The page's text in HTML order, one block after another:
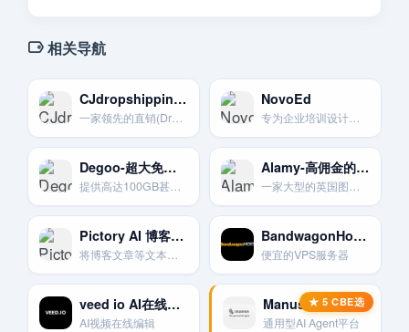
相关导航
CJdropshipping-一站式代发货平台
一家领先的直销(Dropshipping)供应商和解决方案平台。提供选品。采购。仓储和一件代发服务。
NovoEd
专为企业培训设计，提供协作式和项目制的在线学习体验。
Degoo-超大免费照片备份空间
提供高达100GB甚至更多的免费存储空间。主要用于备份手机照片。
Alamy-高佣金的非独家图库
一家大型的英国图库公司。以其高额的贡献者佣金比例和非独家政策而闻名。
Pictory AI 博客转视频
将博客文章等文本内容自动转换为适合YouTube等平台的视频。
BandwagonHost搬瓦工小预算，大性能VPS服务器
便宜的VPS服务器
veed io AI在线视频剪辑工具
AI视频在线编辑
Manus – 通用AI Agent平台
通用型AI Agent平台